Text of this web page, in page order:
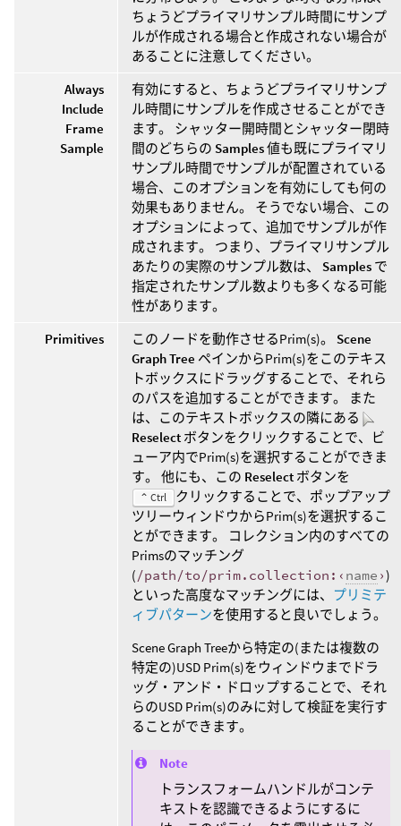
ちょうどプライマリサンプル時間にサンプ
ルが作成される場合と作成されない場合が
あることに注意してください。
Always
Include
Frame
Sample
有効にすると、ちょうどプライマリサンプ
ル時間にサンプルを作成させることができ
ます。 シャッター開時間とシャッター閉時
間のどちらの Samples値も既にプライマリ
サンプル時間でサンプルが配置されている
場合、このオプションを有効にしても何の
効果もありません。 そうでない場合、この
オプションによって、追加でサンプルが作
成されます。 つまり、プライマリサンプル
あたりの実際のサンプル数は、 Samples で
指定されたサンプル数よりも多くなる可能
性があります。
Primitives
このノードを動作させるPrim(s)。 Scene
Graph Tree ペインからPrim(s)をこのテキス
トボックスにドラッグすることで、それら
のパスを追加することができます。 また
は、このテキストボックスの隣にある
Reselect ボタンをクリックすることで、ビ
ューア内でPrim(s)を選択することができま
す。 他にも、この Reselect ボタンを
⌃ Ctrl
クリックすることで、ポップアップ
ツリーウィンドウからPrim(s)を選択するこ
とができます。 コレクション内のすべての
Primsのマッチング
(/path/to/prim.collection:‹ name ›)
といった高度なマッチングには、
プリミテ
ィブパターンを使用すると良いでしょう。
Scene Graph Treeから特定の(または複数の
特定の)USD Prim(s)をウィンドウまでドラ
ッグ・アンド・ドロップすることで、それ
らのUSD Prim(s)のみに対して検証を実行す
ることができます。
Note
トランスフォームハンドルがコンテ
キストを認識できるようにするに